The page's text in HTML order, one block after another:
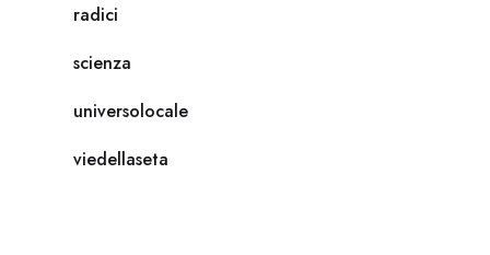
radici
scienza
universolocale
viedellaseta